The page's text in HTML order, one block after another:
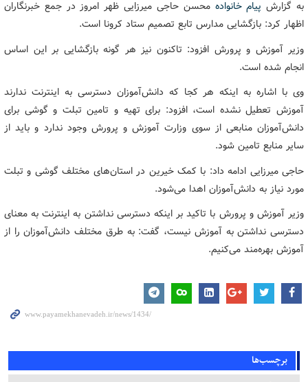
به گزارش پیام خانوادهمحسن حاجی میرزایی ظهر امروز در جمع خبرنگاران
اظهار کرد: بازگشایی مدارس تابع تصمیم ستاد کرونا است.
وزیر آموزش و پرورش افزود: تاکنون نیز هر گونه بازگشایی بر این اساس
انجام شده است.
وی با اشاره به اینکه هر کجا که دانش‌آموزان دسترسی به اینترنت ندارند
آموزش تعطیل نشده است، افزود: برای تهیه و تامین تبلت و گوشی برای
دانش‌آموزان منابعی از سوی وزارت آموزش و پرورش وجود ندارد و باید از
سایر منابع تامین شود.
حاجی میرزایی ادامه داد: با کمک خیرین در استان‌های مختلف گوشی و تبلت
مورد نیاز به دانش‌آموزان اهدا می‌شود.
وزیر آموزش و پرورش با تاکید بر اینکه دسترسی نداشتن به اینترنت به معنای
دسترسی نداشتن به آموزش نیست، گفت: به طرق مختلف دانش‌آموزان را از
آموزش بهره‌مند می‌کنیم.
برچسب‌ها